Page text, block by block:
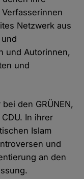
Netzwerk aus
und Autorinnen,
und
den GRÜNEN,
In ihrer
Islam
und
an den